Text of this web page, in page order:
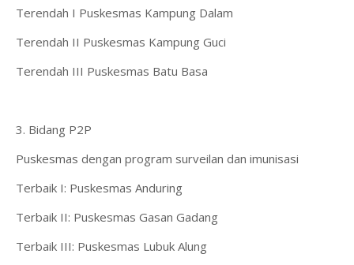
Terendah I Puskesmas Kampung Dalam
Terendah II Puskesmas Kampung Guci
Terendah III Puskesmas Batu Basa
3. Bidang P2P
Puskesmas dengan program surveilan dan imunisasi
Terbaik I: Puskesmas Anduring
Terbaik II: Puskesmas Gasan Gadang
Terbaik III: Puskesmas Lubuk Alung